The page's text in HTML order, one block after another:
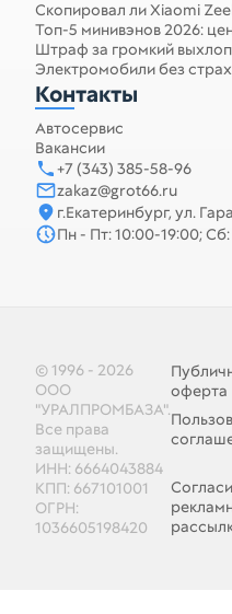
Скопировал ли Xiaomi
Топ-5 минивэнов 2026:
Штраф за громкий
Электромобили без
Контакты
Автосервис
Вакансии
+7 (343) 385-58-96
zakaz@grot66.ru
г.Екатеринбург, ул.
Пн - Пт: 10:00-19:00;
© 1996 - 2026
ООО
"УРАЛПРОМБАЗА".
Все права
защищены.
ИНН: 6664043884
КПП: 667101001
ОГРН:
1036605198420
оферта